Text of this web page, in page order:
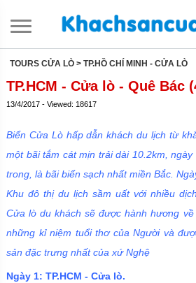
TOURS CỬA LÒ > TP.HỒ CHÍ MINH - CỬA LÒ
TP.HCM - Cửa lò - Quê Bác
13/4/2017 - Viewed: 18617
Biển Cửa Lò hấp dẫn khách du lịch từ
một bãi tắm cát mịn trải dài 10.2km,
trong, là bãi biển sạch nhất miền Bắc.
Khu đô thị du lịch sầm uất với nhiều
Cửa lò du khách sẽ được hành hương
những kỉ niệm tuổi thơ của Người và
sản đặc trưng nhất của xứ Nghệ
Ngày 1: TP.HCM - Cửa lò.